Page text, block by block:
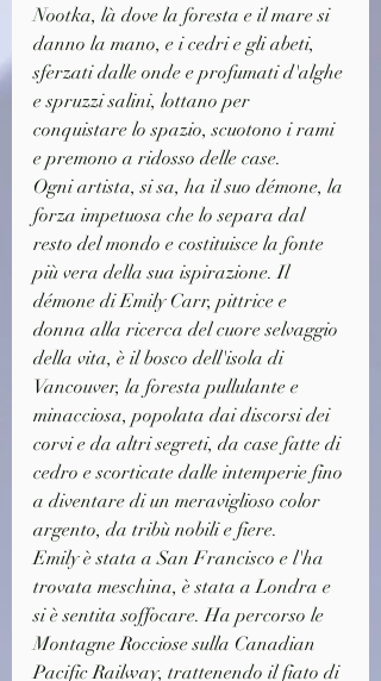
Nootka, là dove la foresta e il mare si
danno la mano, e i cedri e gli abeti,
sferzati dalle onde e profumati d'alghe
e spruzzi salini, lottano per
conquistare lo spazio, scuotono i rami
e premono a ridosso delle case.
Ogni artista, si sa, ha il suo démone, la
forza impetuosa che lo separa dal
resto del mondo e costituisce la fonte
più vera della sua ispirazione. Il
démone di Emily Carr, pittrice e
donna alla ricerca del cuore selvaggio
della vita, è il bosco dell'isola di
Vancouver, la foresta pullulante e
minacciosa, popolata dai discorsi dei
corvi e da altri segreti, da case fatte di
cedro e scorticate dalle intemperie fino
a diventare di un meraviglioso color
argento, da tribù nobili e fiere.
Emily è stata a San Francisco e l'ha
trovata meschina, è stata a Londra e
si è sentita soffocare. Ha percorso le
Montagne Rocciose sulla Canadian
Pacific Railway, trattenendo il fiato di